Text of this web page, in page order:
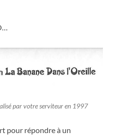
par votre serviteur en 1997
pour répondre à un